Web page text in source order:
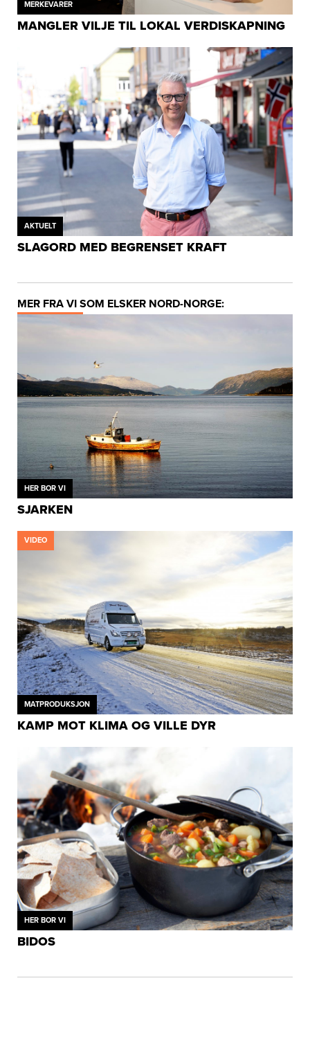
MERKEVARER
MANGLER VILJE TIL LOKAL VERDISKAPNING
AKTUELT
SLAGORD MED BEGRENSET KRAFT
MER FRA VI SOM ELSKER NORD-NORGE:
HER BOR VI
SJARKEN
MATPRODUKSJON
VIDEO
KAMP MOT KLIMA OG VILLE DYR
HER BOR VI
BIDOS